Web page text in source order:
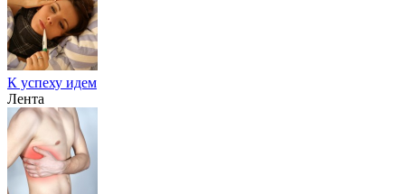
К успеху идем
Лента